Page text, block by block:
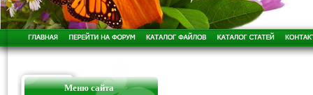
Меню сайта